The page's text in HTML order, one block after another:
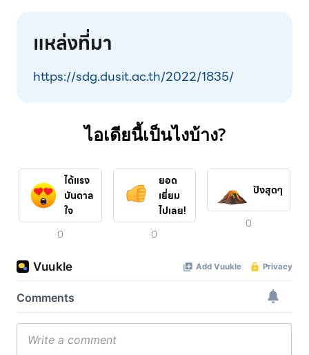
แหล่งที่มา
https://sdg.dusit.ac.th/2022/1835/
ไอเดียนี้เป็นไงบ้าง?
ได้แรง
บันดาล
ใจ
0
ยอด
เยี่ยม
ไปเลย!
0
ปังสุดๆ
0